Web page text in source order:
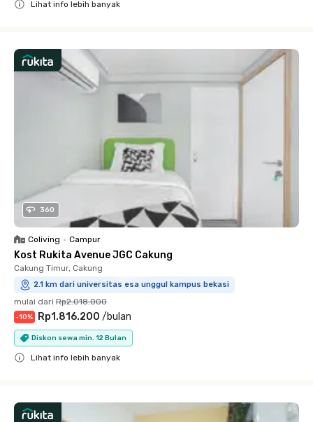
Lihat info lebih banyak
360
Coliving • Campur
Kost Rukita Avenue JGC Cakung
Cakung Timur, Cakung
2.1 km dari universitas esa unggul kampus bekasi
mulai dari Rp2.018.000
-10% Rp1.816.200 /bulan
Diskon sewa min. 12 Bulan
Lihat info lebih banyak